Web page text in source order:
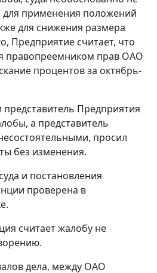
для применения положений
для снижения размера
Предприятие считает, что
правопреемником прав ОАО
процентов за октябрь-
представитель Предприятия
а представитель
просил
без изменения.
и постановления
проверена в
считает жалобу не
дела, между ОАО